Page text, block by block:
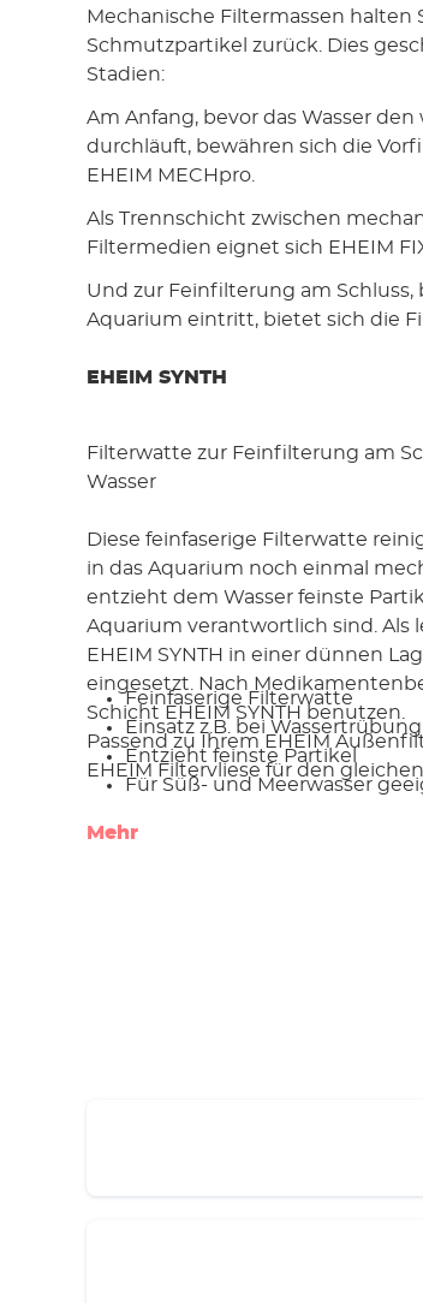
Mechanische Filtermassen halten
Schmutzpartikel zurück. Dies
Stadien:
Am Anfang, bevor das Wasser
durchläuft, bewähren sich die
EHEIM MECHpro.
Als Trennschicht zwischen
Filtermedien eignet sich EHEIM
Und zur Feinfilterung am Schluss,
Aquarium eintritt, bietet sich die
EHEIM SYNTH
Filterwatte zur Feinfilterung am
Wasser
Diese feinfaserige Filterwatte
in das Aquarium noch einmal
entzieht dem Wasser feinste
Aquarium verantwortlich sind. Als
EHEIM SYNTH in einer dünnen
eingesetzt. Nach
Schicht EHEIM SYNTH benutzen.
Passend zu Ihrem EHEIM
EHEIM Filtervliese für den
Feinfaserige Filterwatte
Einsatz z.B. bei
Entzieht feinste Partikel
Für Süß- und Meerwasser
Mehr